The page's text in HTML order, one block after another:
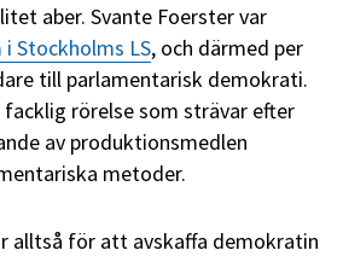
aber. Svante Foerster var
Stockholms LS, och därmed per
till parlamentarisk demokrati.
facklig rörelse som strävar efter
av produktionsmedlen
metoder.
alltså för att avskaffa demokratin